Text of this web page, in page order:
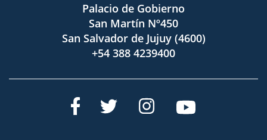
Palacio de Gobierno
San Martín Nº450
San Salvador de Jujuy (4600)
+54 388 4239400